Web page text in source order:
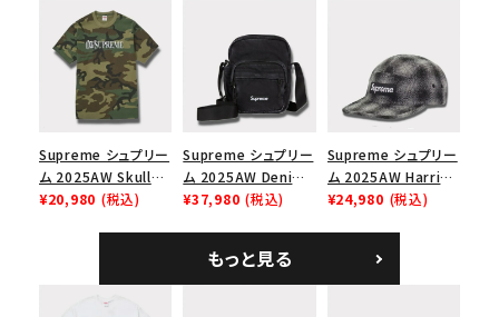
Cap オーバーダイド
キャンプキャップ ブ
ラック
ュバック 5パネルキャ
ップ トゥルーティン
バーHTC フォールカ
Supreme シュプリー
ム 2025AW Skull
Tee スカル Tシャ
¥20,980 (税込)
Supreme シュプリー
ム 2025AW Denim
Shoulder Bag デニ
¥37,980 (税込)
Supreme シュプリー
ム 2025AW Harris
Tweed Camp Cap
¥24,980 (税込)
もっと見る